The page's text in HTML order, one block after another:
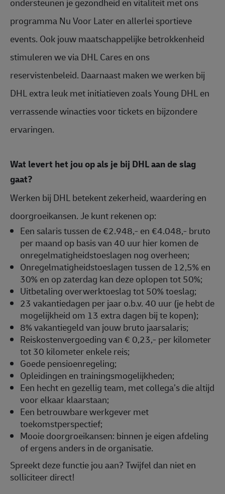
programma Nu Voor Later en allerlei sportieve
events. Ook jouw maatschappelijke betrokkenheid
stimuleren we via DHL Cares en ons
reservistenbeleid. Daarnaast maken we werken bij
DHL extra leuk met initiatieven zoals Young DHL en
verrassende winacties voor tickets en bijzondere
ervaringen.
Wat levert het jou op als je bij DHL aan de slag
gaat?
Werken bij DHL betekent zekerheid, waardering en
doorgroeikansen. Je kunt rekenen op:
Een salaris tussen de €2.948,- en €4.048,- bruto
per maand op basis van 40 uur hier komen de
onregelmatigheidstoeslagen nog overheen;
Onregelmatigheidstoeslagen tussen de 12,5% en
30% en op zaterdag kan deze oplopen tot 50%;
Uitbetaling overwerktoeslag tot 50% toeslag;
23 vakantiedagen per jaar o.b.v. 40 uur (je hebt de
mogelijkheid om 13 extra dagen bij te kopen);
8% vakantiegeld van jouw bruto jaarsalaris;
Reiskostenvergoeding van € 0,23,- per kilometer
tot 30 kilometer enkele reis;
Goede pensioenregeling;
Opleidingen en trainingsmogelijkheden;
Een hecht en gezellig team, met collega’s die altijd
voor elkaar klaarstaan;
Een betrouwbare werkgever met
toekomstperspectief;
Mooie doorgroeikansen: binnen je eigen afdeling
of ergens anders in de organisatie.
Spreekt deze functie jou aan? Twijfel dan niet en
solliciteer direct!